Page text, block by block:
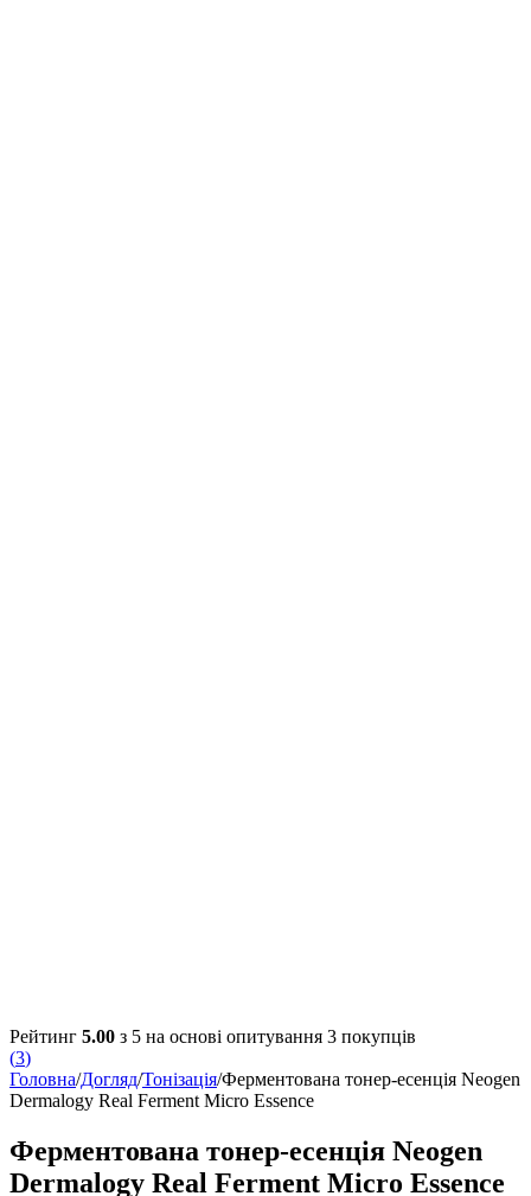
Рейтинг 5.00 з 5 на основі опитування 3 покупців
(3)
Головна/Догляд/Тонізація/Ферментована тонер-есенція Neogen
Dermalogy Real Ferment Micro Essence
Ферментована тонер-есенція Neogen
Dermalogy Real Ferment Micro Essence